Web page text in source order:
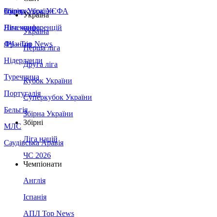
Збірна України
Італія
Німеччина
Франція
Нідерланди
Туреччина
Португалія
Бельгія
МЛС
Саудівська Аравія
Суперкубок УЄФА
Ліга конференцій
ЛЧ - Top News
Україна
Україна
Перша ліга
Друга ліга
Кубок України
Суперкубок України
Збірна України
Збірні
Ліга націй
ЧС 2026
Чемпіонати
Англія
Іспанія
АПЛ Top News